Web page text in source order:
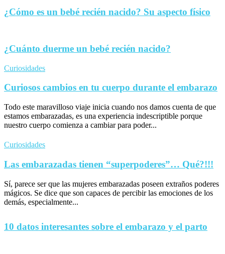
¿Cómo es un bebé recién nacido? Su aspecto físico
¿Cuánto duerme un bebé recién nacido?
Curiosidades
Curiosos cambios en tu cuerpo durante el embarazo
Todo este maravilloso viaje inicia cuando nos damos cuenta de que
estamos embarazadas, es una experiencia indescriptible porque
nuestro cuerpo comienza a cambiar para poder...
Curiosidades
Las embarazadas tienen “superpoderes”… Qué?!!!
Sí, parece ser que las mujeres embarazadas poseen extraños poderes
mágicos. Se dice que son capaces de percibir las emociones de los
demás, especialmente...
10 datos interesantes sobre el embarazo y el parto